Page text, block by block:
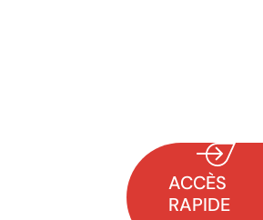
ACCÈS
RAPIDE